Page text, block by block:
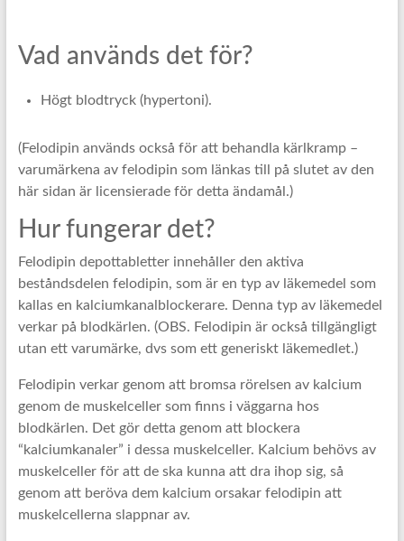
Vad används det för?
Högt blodtryck (hypertoni).
(Felodipin används också för att behandla kärlkramp –
varumärkena av felodipin som länkas till på slutet av den
här sidan är licensierade för detta ändamål.)
Hur fungerar det?
Felodipin depottabletter innehåller den aktiva
beståndsdelen felodipin, som är en typ av läkemedel som
kallas en kalciumkanalblockerare. Denna typ av läkemedel
verkar på blodkärlen. (OBS. Felodipin är också tillgängligt
utan ett varumärke, dvs som ett generiskt läkemedlet.)
Felodipin verkar genom att bromsa rörelsen av kalcium
genom de muskelceller som finns i väggarna hos
blodkärlen. Det gör detta genom att blockera
“kalciumkanaler” i dessa muskelceller. Kalcium behövs av
muskelceller för att de ska kunna att dra ihop sig, så
genom att beröva dem kalcium orsakar felodipin att
muskelcellerna slappnar av.